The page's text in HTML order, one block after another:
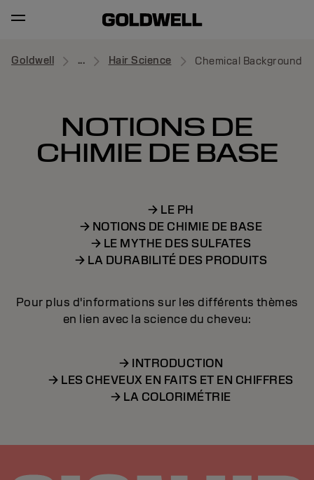
Goldwell ... Hair Science Chemical Background
NOTIONS DE
CHIMIE DE BASE
→ LE PH
→ NOTIONS DE CHIMIE DE BASE
→ LE MYTHE DES SULFATES
→ LA DURABILITÉ DES PRODUITS
Pour plus d'informations sur les différents thèmes
en lien avec la science du cheveu:
→ INTRODUCTION
→ LES CHEVEUX EN FAITS ET EN CHIFFRES
→ LA COLORIMÉTRIE